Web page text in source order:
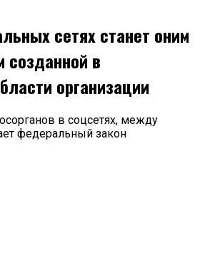
сетях станет оним
созданной в
организации
в соцсетях, между
федеральный закон